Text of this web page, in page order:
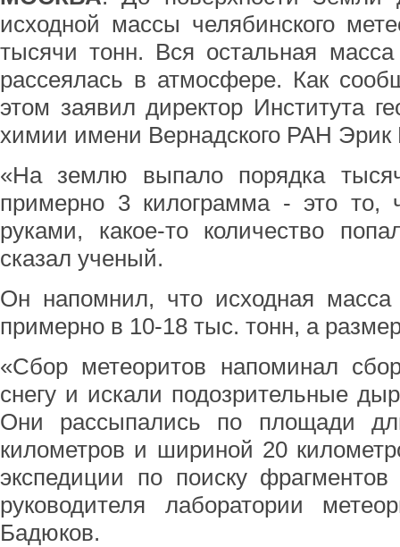
исходной массы челябинского
тысячи тонн. Вся остальная
рассеялась в атмосфере. Как
этом заявил директор Института
химии имени Вернадского РАН Эрик
«На землю выпало порядка
примерно 3 килограмма - это
руками, какое-то количество
сказал ученый.
Он напомнил, что исходная масса
примерно в 10-18 тыс. тонн, а
«Сбор метеоритов напоминал
снегу и искали подозрительные
Они рассыпались по площади
километров и шириной 20
экспедиции по поиску фрагментов
руководителя лаборатории
Бадюков.